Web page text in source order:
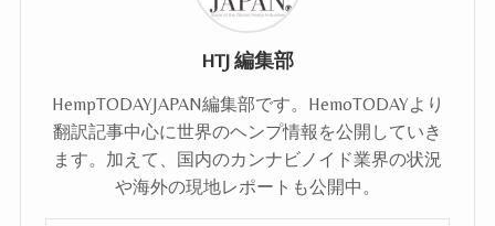
HTJ 編集部
HempTODAYJAPAN編集部です。HemoTODAYより
翻訳記事中心に世界のヘンプ情報を公開していき
ます。加えて、国内のカンナビノイド業界の状況
や海外の現地レポートも公開中。